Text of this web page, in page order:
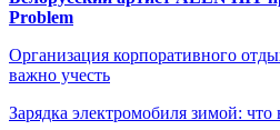
Problem
Организация корпоративного
важно учесть
Зарядка электромобиля зимой: